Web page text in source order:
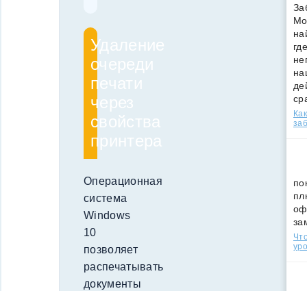
Удаление
очереди
печати
через
свойства
принтера
Операционная
система
Windows
10
позволяет
распечатывать
документы